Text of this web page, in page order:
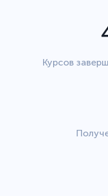
Курсов